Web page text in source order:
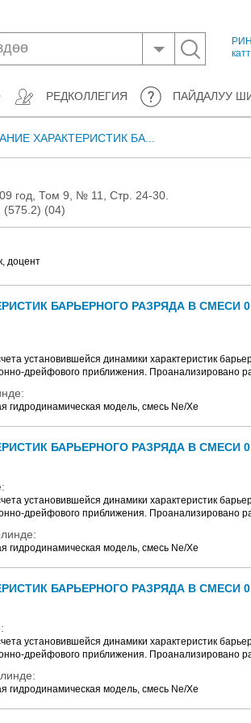
РЕДКОЛЛЕГИЯ ПАЙДАЛУУ
ХАРАКТЕРИСТИК БА...
год, Том 9, № 11, Стр. 24-30.
(575.2) (04)
доцент
БАРЬЕРНОГО РАЗРЯДА В СМЕСИ
установившейся динамики характеристик
дрейфового приближения. Проанализировано
гидродинамическая модель, смесь Ne/Xe
БАРЬЕРНОГО РАЗРЯДА В СМЕСИ
установившейся динамики характеристик
дрейфового приближения. Проанализировано
гидродинамическая модель, смесь Ne/Xe
БАРЬЕРНОГО РАЗРЯДА В СМЕСИ
установившейся динамики характеристик
дрейфового приближения. Проанализировано
гидродинамическая модель, смесь Ne/Xe